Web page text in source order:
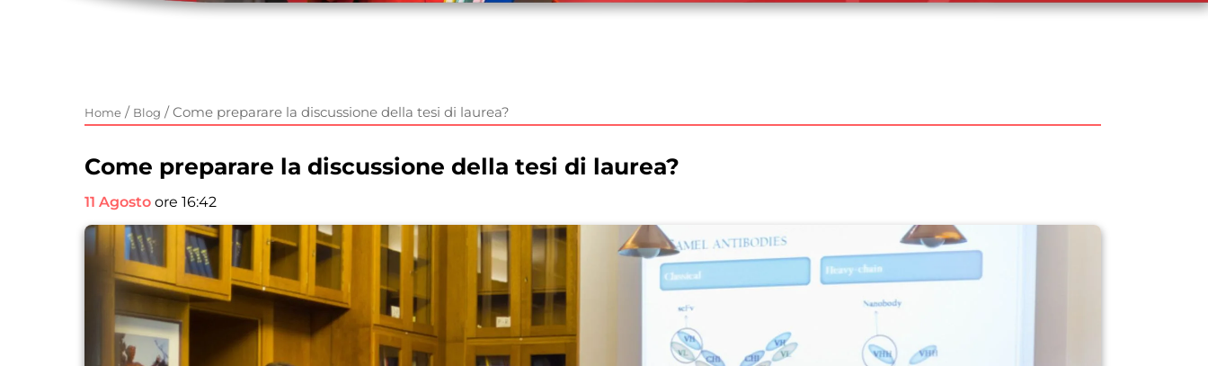
Home / Blog / Come preparare la discussione della tesi di laurea?
Come preparare la discussione della tesi di laurea?
11 Agosto ore 16:42